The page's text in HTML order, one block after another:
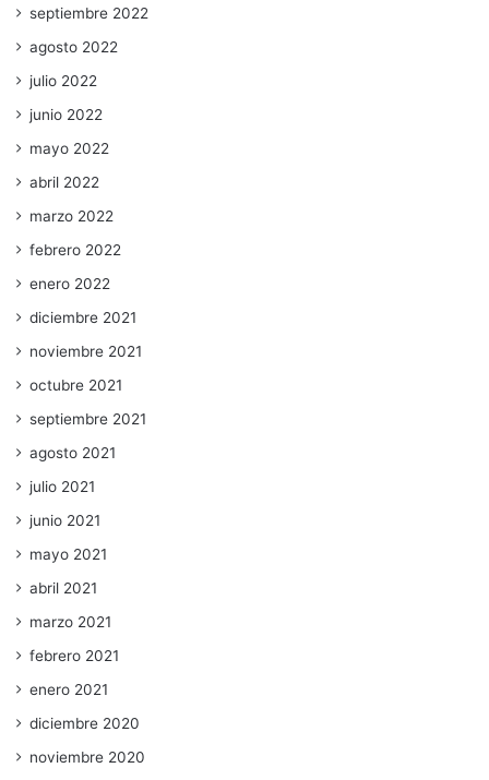
septiembre 2022
agosto 2022
julio 2022
junio 2022
mayo 2022
abril 2022
marzo 2022
febrero 2022
enero 2022
diciembre 2021
noviembre 2021
octubre 2021
septiembre 2021
agosto 2021
julio 2021
junio 2021
mayo 2021
abril 2021
marzo 2021
febrero 2021
enero 2021
diciembre 2020
noviembre 2020